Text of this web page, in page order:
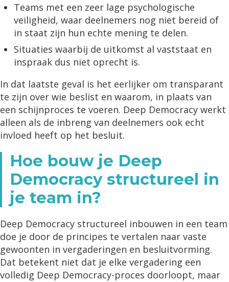
Teams met een zeer lage psychologische
veiligheid, waar deelnemers nog niet bereid of
in staat zijn hun echte mening te delen.
Situaties waarbij de uitkomst al vaststaat en
inspraak dus niet oprecht is.
In dat laatste geval is het eerlijker om transparant
te zijn over wie beslist en waarom, in plaats van
een schijnproces te voeren. Deep Democracy werkt
alleen als de inbreng van deelnemers ook echt
invloed heeft op het besluit.
Hoe bouw je Deep
Democracy structureel in
je team in?
Deep Democracy structureel inbouwen in een team
doe je door de principes te vertalen naar vaste
gewoonten in vergaderingen en besluitvorming.
Dat betekent niet dat je elke vergadering een
volledig Deep Democracy-proces doorloopt, maar